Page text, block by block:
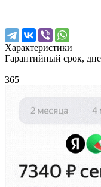
Характеристики
Гарантийный срок,
—
365